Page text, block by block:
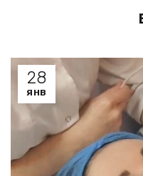
28
ЯНВ